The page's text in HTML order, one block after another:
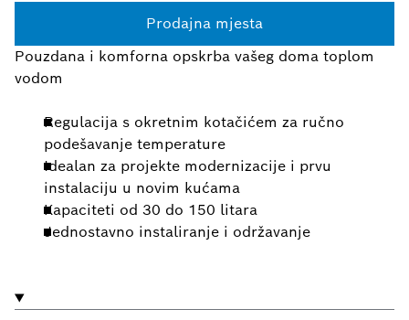
Prodajna mjesta
Pouzdana i komforna opskrba vašeg doma toplom
vodom
Regulacija s okretnim kotačićem za ručno
podešavanje temperature
Idealan za projekte modernizacije i prvu
instalaciju u novim kućama
Kapaciteti od 30 do 150 litara
Jednostavno instaliranje i održavanje